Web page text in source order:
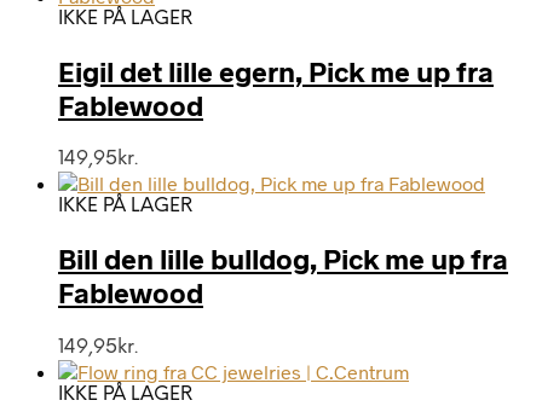
IKKE PÅ LAGER
Eigil det lille egern, Pick me up fra
Fablewood
149,95kr.
IKKE PÅ LAGER
Bill den lille bulldog, Pick me up fra
Fablewood
149,95kr.
IKKE PÅ LAGER